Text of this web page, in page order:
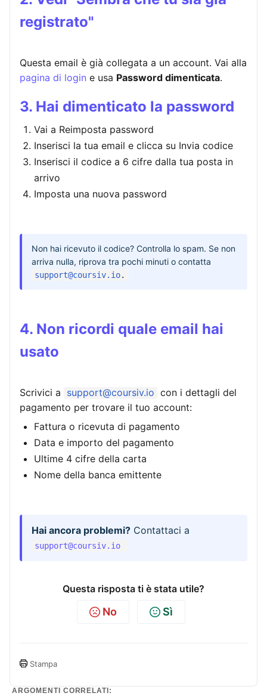
registrato"
Questa email è già collegata a un account. Vai alla
pagina di login e usa Password dimenticata.
3. Hai dimenticato la password
Vai a Reimposta password
Inserisci la tua email e clicca su Invia codice
Inserisci il codice a 6 cifre dalla tua posta in
arrivo
Imposta una nuova password
Non hai ricevuto il codice? Controlla lo spam. Se non
arriva nulla, riprova tra pochi minuti o contatta
support@coursiv.io.
4. Non ricordi quale email hai
usato
Scrivici a support@coursiv.io con i dettagli del
pagamento per trovare il tuo account:
Fattura o ricevuta di pagamento
Data e importo del pagamento
Ultime 4 cifre della carta
Nome della banca emittente
Hai ancora problemi? Contattaci a
support@coursiv.io
Questa risposta ti è stata utile?
No Sì
Stampa
ARGOMENTI CORRELATI: